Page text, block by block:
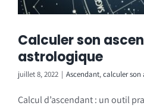
Calculer son
astrologique
juillet 8, 2022 | Ascendant,calculer son
Calcul d’ascendant : un outil